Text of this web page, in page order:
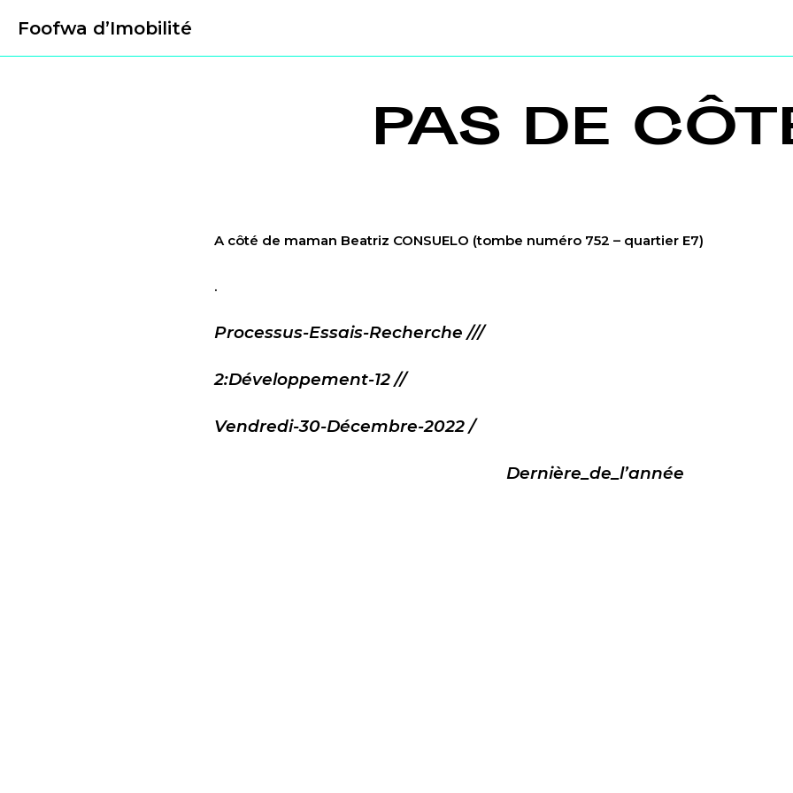
Foofwa d’Imobilité
PAS DE
A côté de maman Beatriz CONSUELO (tombe numéro 752 – quartier E7)
.
Processus-Essais-Recherche ///
2:Développement-12 //
Vendredi-30-Décembre-2022 /
Dernière_de_l’année